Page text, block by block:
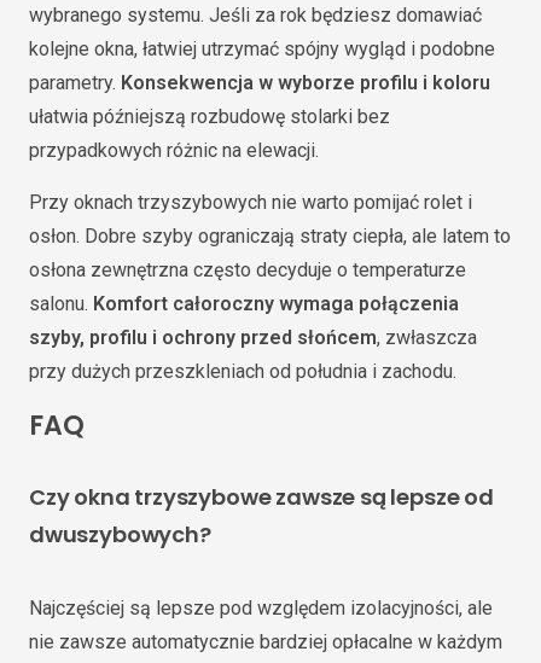
wybranego systemu. Jeśli za rok będziesz domawiać
kolejne okna, łatwiej utrzymać spójny wygląd i podobne
parametry. Konsekwencja w wyborze profilu i koloru
ułatwia późniejszą rozbudowę stolarki bez
przypadkowych różnic na elewacji.
Przy oknach trzyszybowych nie warto pomijać rolet i
osłon. Dobre szyby ograniczają straty ciepła, ale latem to
osłona zewnętrzna często decyduje o temperaturze
salonu. Komfort całoroczny wymaga połączenia
szyby, profilu i ochrony przed słońcem, zwłaszcza
przy dużych przeszkleniach od południa i zachodu.
FAQ
Czy okna trzyszybowe zawsze są lepsze od
dwuszybowych?
Najczęściej są lepsze pod względem izolacyjności, ale
nie zawsze automatycznie bardziej opłacalne w każdym